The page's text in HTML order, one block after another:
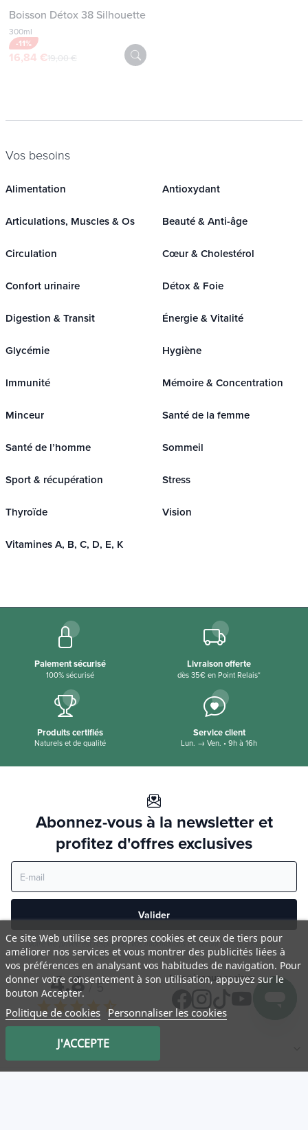
Boisson Détox 38 Silhouette
300ml
-11%
16,84 €19,00 €
Vos besoins
Alimentation Antioxydant
Articulations, Muscles & Os Beauté & Anti-âge
Circulation Cœur & Cholestérol
Confort urinaire Détox & Foie
Digestion & Transit Énergie & Vitalité
Glycémie Hygiène
Immunité Mémoire & Concentration
Minceur Santé de la femme
Santé de l’homme Sommeil
Sport & récupération Stress
Thyroïde Vision
Vitamines A, B, C, D, E, K
Paiement sécurisé
100% sécurisé
Livraison offerte
dès 35€ en Point Relais*
Produits certifiés
Naturels et de qualité
Service client
Lun. → Ven. • 9h à 16h
Abonnez-vous à la newsletter et
profitez d'offres exclusives
Valider
Votre vie privée est respectée. Vos informations ne seront jamais partagées.
4,8/ 5
star star star star_half
Nos réseaux sociaux
Medicatrix
Ce site Web utilise ses propres cookies et ceux de tiers pour
améliorer nos services et vous montrer des publicités liées à
vos préférences en analysant vos habitudes de navigation. Pour
donner votre consentement à son utilisation, appuyez sur le
bouton Accepter.
Politique de cookies Personnaliser les cookies
J'ACCEPTE